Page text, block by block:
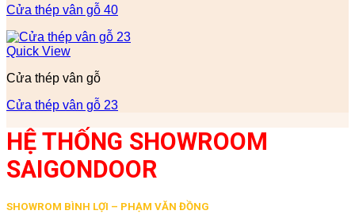
Cửa thép vân gỗ 40
Quick View
Cửa thép vân gỗ
Cửa thép vân gỗ 23
HỆ THỐNG SHOWROOM
SAIGONDOOR
SHOWROM BÌNH LỢI – PHẠM VĂN ĐỒNG